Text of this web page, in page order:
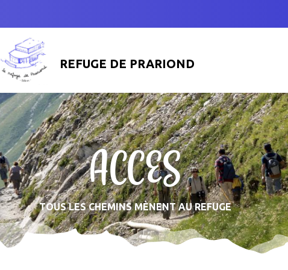
REFUGE DE PRARIOND
ACCES
TOUS LES CHEMINS MÈNENT AU REFUGE